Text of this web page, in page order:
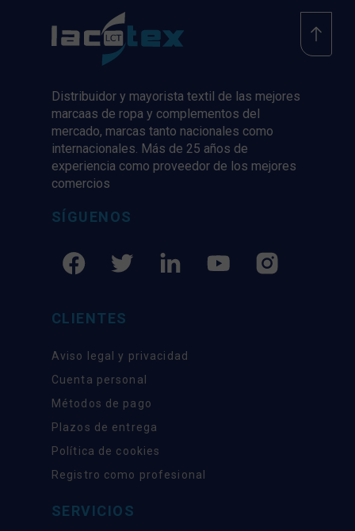
Distribuidor y mayorista textil de las mejores
marcaas de ropa y complementos del
mercado, marcas tanto nacionales como
internacionales. Más de 25 años de
experiencia como proveedor de los mejores
comercios
SÍGUENOS
CLIENTES
Aviso legal y privacidad
Cuenta personal
Métodos de pago
Plazos de entrega
Política de cookies
Registro como profesional
SERVICIOS